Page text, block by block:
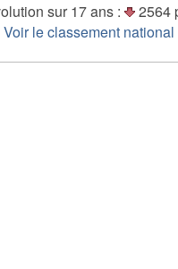
sur 17 ans :
2564
Voir le classement national